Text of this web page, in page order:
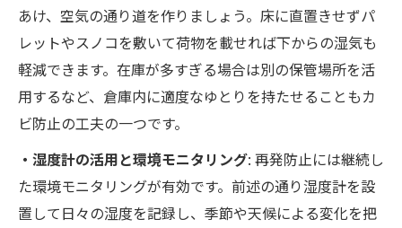
あけ、空気の通り道を作りましょう。床に直置きせずパ
レットやスノコを敷いて荷物を載せれば下からの湿気も
軽減できます。在庫が多すぎる場合は別の保管場所を活
用するなど、倉庫内に適度なゆとりを持たせることもカ
ビ防止の工夫の一つです。
・湿度計の活用と環境モニタリング: 再発防止には継続し
た環境モニタリングが有効です。前述の通り湿度計を設
置して日々の湿度を記録し、季節や天候による変化を把